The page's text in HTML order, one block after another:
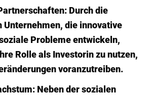
Durch die
Unternehmen, die innovative
Probleme entwickeln,
Rolle als Investorin zu nutzen,
voranzutreiben.
Neben der sozialen